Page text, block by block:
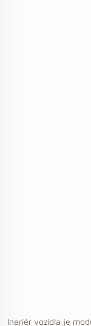
Ineriér vozidla je